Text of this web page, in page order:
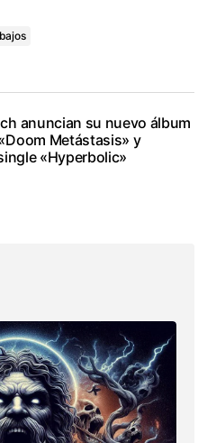
anuncian su nuevo álbum
Metástasis» y
«Hyperbolic»